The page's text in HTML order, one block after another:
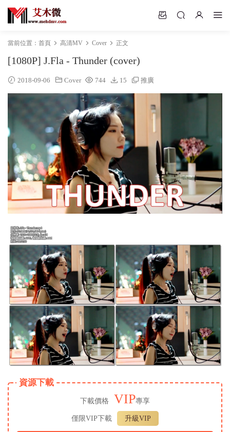
當前位置： 首頁 高清MV Cover 正文
[1080P] J.Fla - Thunder (cover)
2018-09-06 Cover 744 15 推廣
資源下載
下載價格 VIP專享
僅限VIP下載 升級VIP